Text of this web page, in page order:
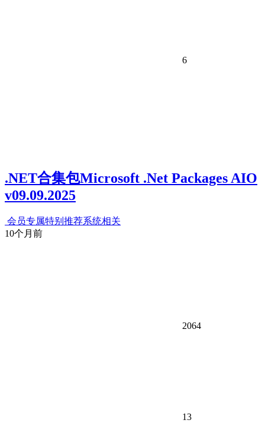
6
.NET合集包Microsoft .Net Packages AIO
v09.09.2025
会员专属特别推荐系统相关
10个月前
2064
13